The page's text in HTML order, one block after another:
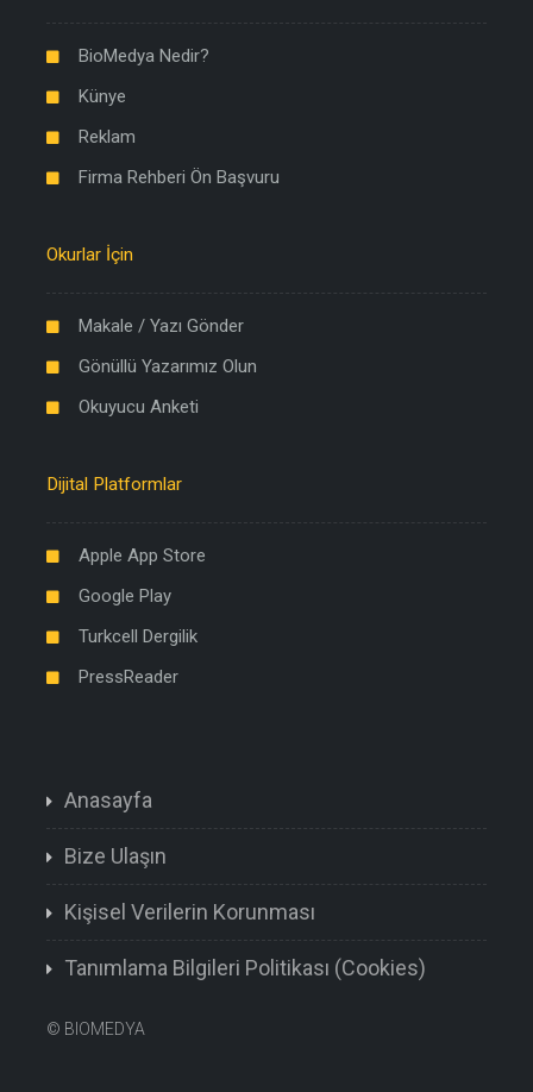
BioMedya Nedir?
Künye
Reklam
Firma Rehberi Ön Başvuru
Okurlar İçin
Makale / Yazı Gönder
Gönüllü Yazarımız Olun
Okuyucu Anketi
Dijital Platformlar
Apple App Store
Google Play
Turkcell Dergilik
PressReader
Anasayfa
Bize Ulaşın
Kişisel Verilerin Korunması
Tanımlama Bilgileri Politikası (Cookies)
© BIOMEDYA